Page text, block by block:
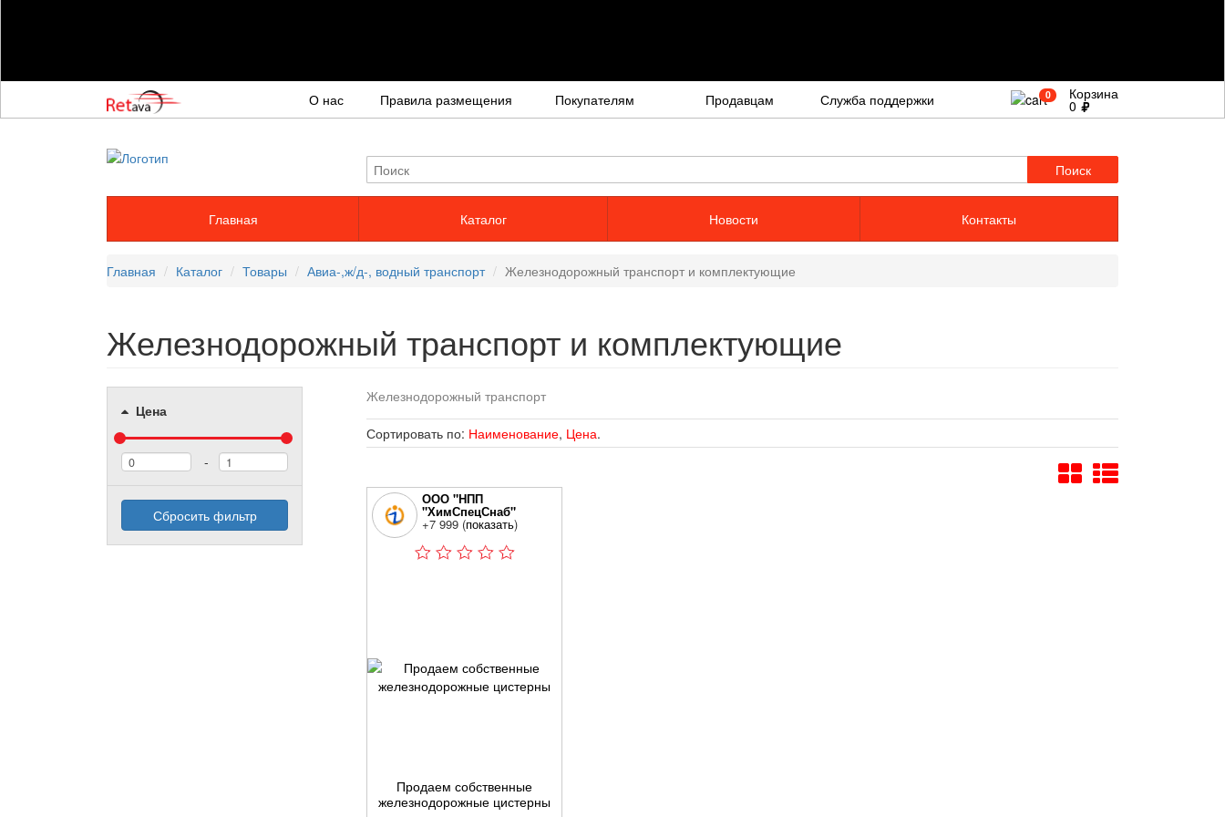
Поиск
Главная Каталог Новости Контакты
Главная Каталог Товары Авиа-,ж/д-, водный транспорт Железнодорожный транспорт и комплектующие
Железнодорожный транспорт и комплектующие
Цена
-
Сбросить фильтр
Железнодорожный транспорт
Сортировать по: Наименование, Цена.
ООО "НПП
"ХимСпецСнаб"
+7 999 (показать)
Продаем собственные
железнодорожные цистерны
О нас Правила размещения Покупателям Продавцам Служба поддержки 0 Корзина
0